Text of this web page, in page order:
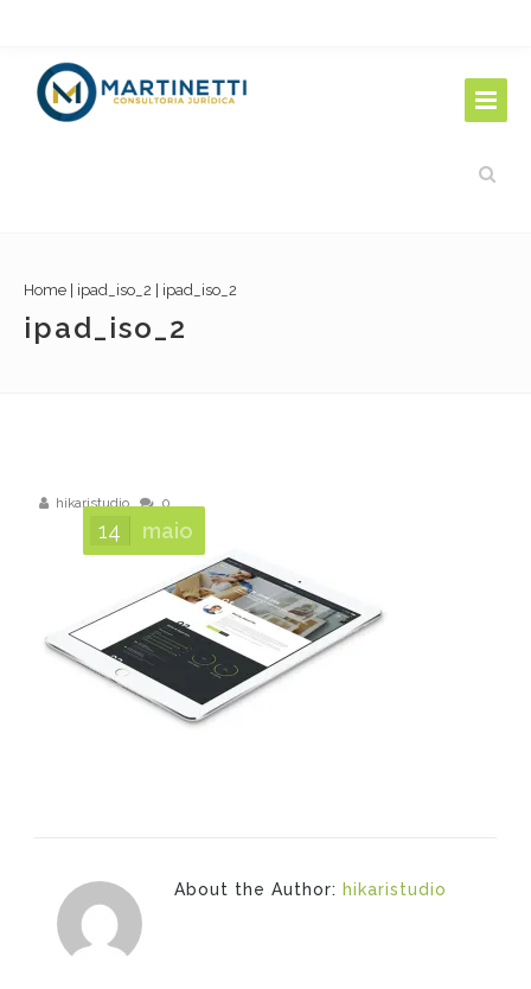
Home ipad_iso_2 ipad_iso_2
ipad_iso_2
hikaristudio 0
14 maio
About the Author: hikaristudio